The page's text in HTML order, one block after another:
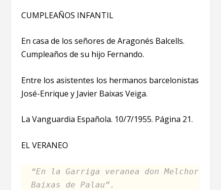
CUMPLEAÑOS INFANTIL
En casa de los señores de Aragonés Balcells.
Cumpleaños de su hijo Fernando.
Entre los asistentes los hermanos barcelonistas
José-Enrique y Javier Baixas Veiga.
La Vanguardia Española. 10/7/1955. Página 21.
EL VERANEO
“En la Garriga veranea don Melchor
Baixas de Palau”.